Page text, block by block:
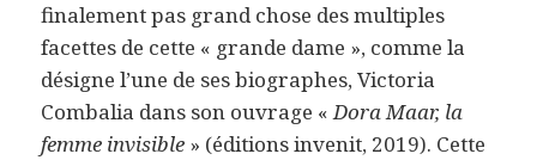
finalement pas grand chose des multiples
facettes de cette « grande dame », comme la
désigne l’une de ses biographes, Victoria
Combalia dans son ouvrage «Dora Maar, la
femme invisible » (éditions invenit, 2019). Cette